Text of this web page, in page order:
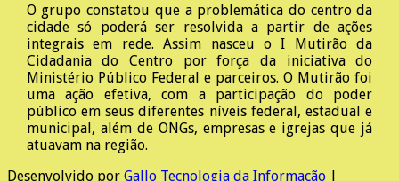
O grupo constatou que a problemática do centro da
cidade só poderá ser resolvida a partir de ações
integrais em rede. Assim nasceu o I Mutirão da
Cidadania do Centro por força da iniciativa do
Ministério Público Federal e parceiros. O Mutirão foi
uma ação efetiva, com a participação do poder
público em seus diferentes níveis federal, estadual e
municipal, além de ONGs, empresas e igrejas que já
atuavam na região.
Desenvolvido por Gallo Tecnologia da Informação |